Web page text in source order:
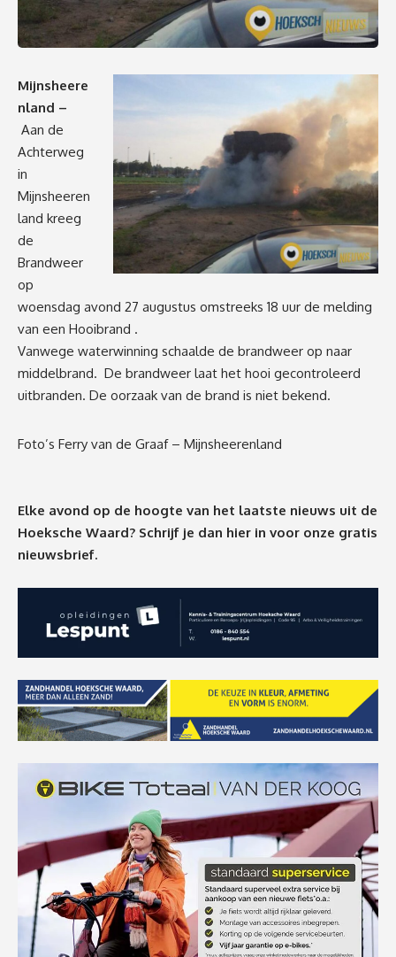
Mijnsheere
nland –
Aan de
Achterweg
in
Mijnsheeren
land kreeg
de
Brandweer
op
woensdag avond 27 augustus omstreeks 18 uur de melding
van een Hooibrand .
Vanwege waterwinning schaalde de brandweer op naar
middelbrand. De brandweer laat het hooi gecontroleerd
uitbranden. De oorzaak van de brand is niet bekend.
Foto’s Ferry van de Graaf – Mijnsheerenland
Elke avond op de hoogte van het laatste nieuws uit de
Hoeksche Waard? Schrijf je dan hier in voor onze gratis
nieuwsbrief.